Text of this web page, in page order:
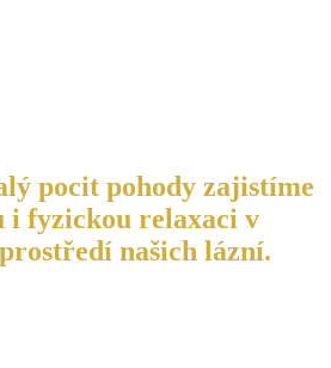
pocit pohody zajistíme
i fyzickou relaxaci v
našich lázní.